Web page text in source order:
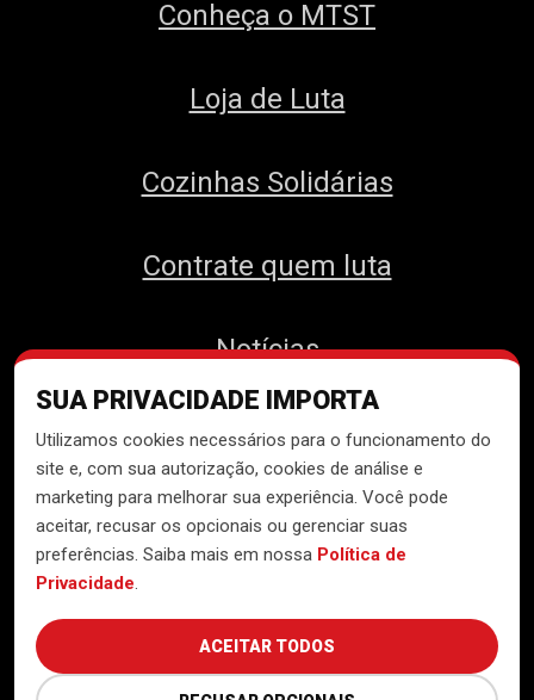
SUA PRIVACIDADE IMPORTA
Utilizamos cookies necessários para o funcionamento do
site e, com sua autorização, cookies de análise e
marketing para melhorar sua experiência. Você pode
aceitar, recusar os opcionais ou gerenciar suas
preferências. Saiba mais em nossa Política de
Privacidade.
ACEITAR TODOS
Conheça o MTST
Loja de Luta
Cozinhas Solidárias
Contrate quem luta
Notícias
Contato
Desenvolvido peloNúcleo de
Tecnologia do MTST